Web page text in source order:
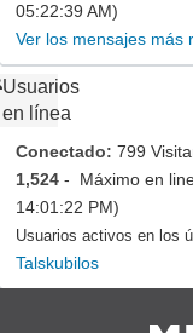
05:22:39 AM)
Ver los mensajes más
Usuarios
en línea
Conectado: 799
1,524 - Máximo en
14:01:22 PM)
Usuarios activos en los
Talskubilos